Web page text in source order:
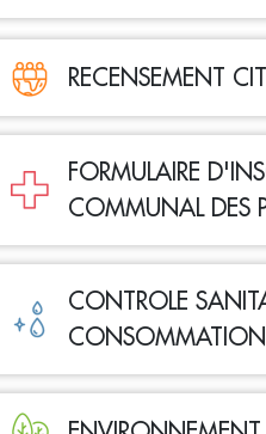
RECENSEMENT
FORMULAIRE
COMMUNAL DES
CONTROLE
CONSOMMATION